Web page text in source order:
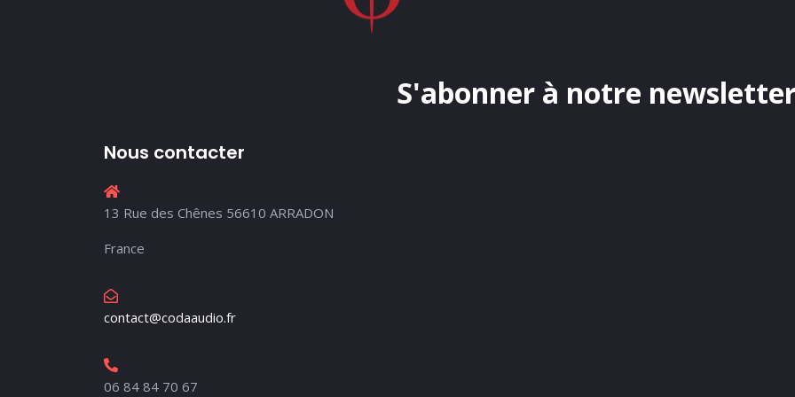
S'abonner à notre
Nous contacter
13 Rue des Chênes 56610 ARRADON
France
contact@codaaudio.fr
06 84 84 70 67